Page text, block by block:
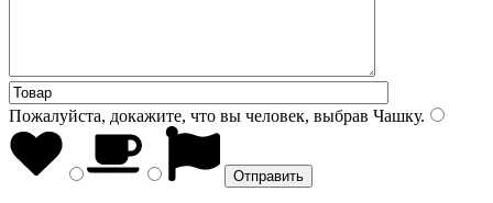
Пожалуйста, докажите, что вы человек, выбрав Чашку.